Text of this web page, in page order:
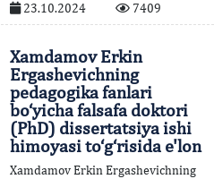
23.10.2024 7409
Xamdamov Erkin
Ergashevichning
pedagogika fanlari
bo‘yicha falsafa doktori
(PhD) dissertatsiya ishi
himoyasi to‘g‘risida e'lon
Xamdamov Erkin Ergashevichning